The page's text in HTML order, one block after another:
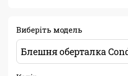
Виберіть модель